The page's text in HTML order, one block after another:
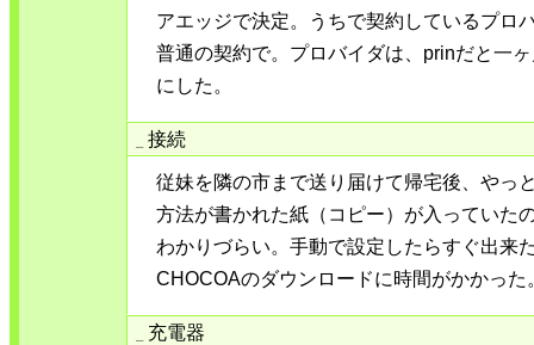
アエッジで決定。うちで契約しているプロ
普通の契約で。プロバイダは、prinだと一
にした。
接続
従妹を隣の市まで送り届けて帰宅後、やっ
方法が書かれた紙（コピー）が入っていた
わかりづらい。手動で設定したらすぐ出来
CHOCOAのダウンロードに時間がかかっ
充電器